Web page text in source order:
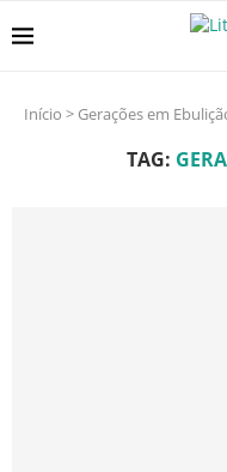
Início > Gerações em
TAG: